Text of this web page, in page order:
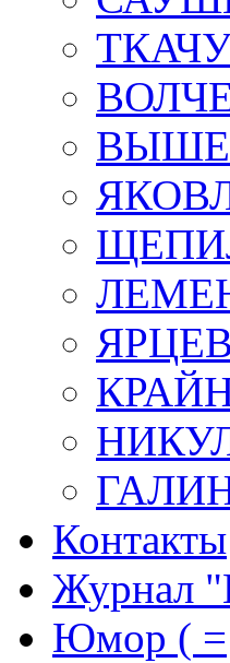
ГАЛИН
Контакты
Журнал
Юмор ( =